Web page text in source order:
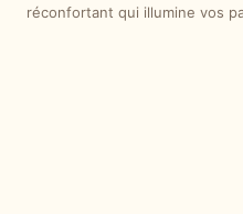
réconfortant qui illumine vos